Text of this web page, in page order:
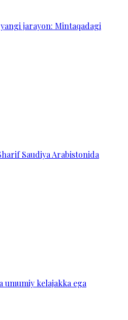
jarayon: Mintaqadagi
Saudiya Arabistonida
umumiy kelajakka ega